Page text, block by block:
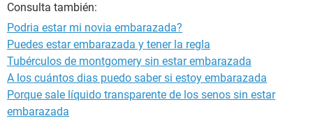
pregunte
Consulta también:
Podria estar mi novia embarazada?
Puedes estar embarazada y tener la regla
Tubérculos de montgomery sin estar embarazada
A los cuántos dias puedo saber si estoy embarazada
Porque sale líquido transparente de los senos sin estar
embarazada